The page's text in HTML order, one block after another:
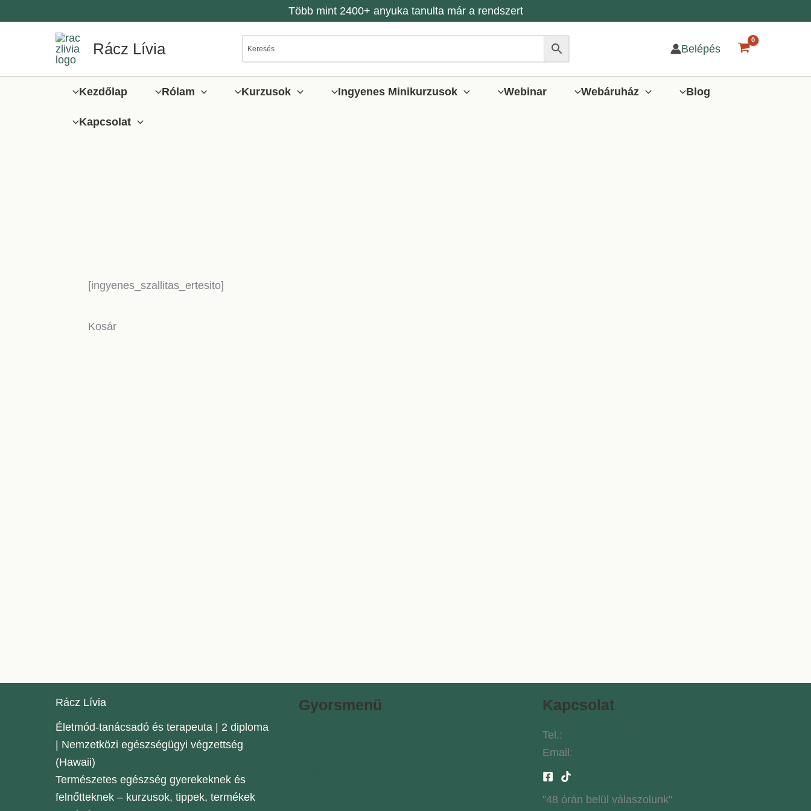
a
Több mint 2400+ anyuka tanulta már a rendszert
Rácz Lívia Belépés
Kezdőlap Rólam Kurzusok Ingyenes Minikurzusok Webinar Webáruház Blog
Kapcsolat
[ingyenes_szallitas_ertesito]
Kosár
Rácz Lívia
Életmód-tanácsadó és terapeuta | 2 diploma
| Nemzetközi egészségügyi végzettség
(Hawaii)
Természetes egészség gyerekeknek és
felnőtteknek – kurzusok, tippek, termékek
Gyorsmenü Kapcsolat
Tel.:
Email:
"48 órán belül válaszolunk"